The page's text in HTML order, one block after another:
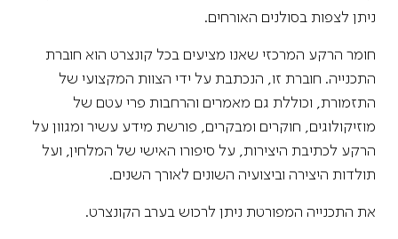
ניתן לצפות בסולנים האורחים.
חומר הרקע המרכזי שאנו מציעים בכל קונצרט הוא חוברת
התכנייה. חוברת זו, הנכתבת על ידי הצוות המקצועי של
התזמורת, וכוללת גם מאמרים והרחבות פרי עטם של
מוזיקולוגים, חוקרים ומבקרים, פורשת מידע עשיר ומגוון על
הרקע לכתיבת היצירות, על סיפורו האישי של המלחין, ועל
תולדות היצירה וביצועיה השונים לאורך השנים.
את התכנייה המפורטת ניתן לרכוש בערב הקונצרט.